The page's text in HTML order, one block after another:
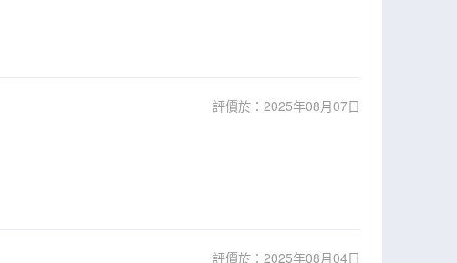
評價於：2025年08月07日
評價於：2025年08月04日